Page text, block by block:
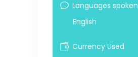
Languages spoken
English
Currency Used